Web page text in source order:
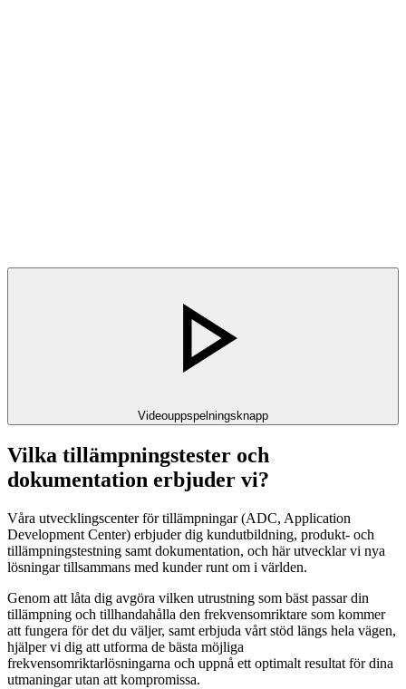
Videouppspelningsknapp
Vilka tillämpningstester och
dokumentation erbjuder vi?
Våra utvecklingscenter för tillämpningar (ADC, Application
Development Center) erbjuder dig kundutbildning, produkt- och
tillämpningstestning samt dokumentation, och här utvecklar vi nya
lösningar tillsammans med kunder runt om i världen.
Genom att låta dig avgöra vilken utrustning som bäst passar din
tillämpning och tillhandahålla den frekvensomriktare som kommer
att fungera för det du väljer, samt erbjuda vårt stöd längs hela vägen,
hjälper vi dig att utforma de bästa möjliga
frekvensomriktarlösningarna och uppnå ett optimalt resultat för dina
utmaningar utan att kompromissa.